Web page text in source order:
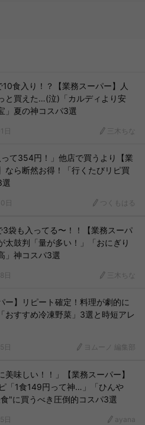
食入り！？【業務スーパー】人
と買えた…(泣)「カルディより安
」夏の神コスパ3選
三木ちな
って354円！」他店で買うより【業
なら断然お得！「行くたびリピ買
つくもはる
3袋も入ってる〜！！【業務スーパ
太鼓判「量が多い！」「おにぎり
」神コスパ3選
三木ちな
ー】リピート確定！料理が劇的に
おすすめ冷凍野菜」3選と時短アレ
ヨムーノ 編集部
美味しい！！」【業務スーパー】
「1食149円って神…」「ひんや
"に買うべき圧倒的コスパ3選
ayana